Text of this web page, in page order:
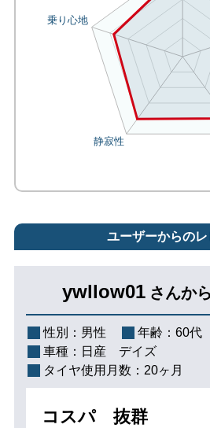
ユーザーからの
ywllow01 さんか
性別： 男性 年齢： 60代
車種： 日産 デイズ
タイヤ使用月数： 20ヶ月
コスパ 抜群